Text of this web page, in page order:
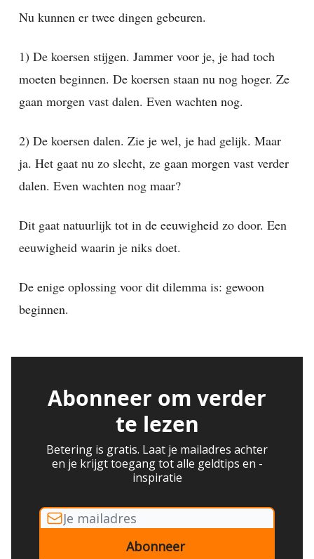
Nu kunnen er twee dingen gebeuren.
1) De koersen stijgen. Jammer voor je, je had toch
moeten beginnen. De koersen staan nu nog hoger. Ze
gaan morgen vast dalen. Even wachten nog.
2) De koersen dalen. Zie je wel, je had gelijk. Maar
ja. Het gaat nu zo slecht, ze gaan morgen vast verder
dalen. Even wachten nog maar?
Dit gaat natuurlijk tot in de eeuwigheid zo door. Een
eeuwigheid waarin je niks doet.
De enige oplossing voor dit dilemma is: gewoon
beginnen.
Abonneer om verder
te lezen
Betering is gratis. Laat je mailadres achter
en je krijgt toegang tot alle geldtips en -
inspiratie